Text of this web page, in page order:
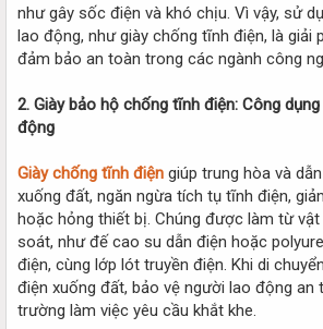
như gây sốc điện và khó chịu. Vì vậy, sử
lao động, như giày chống tĩnh điện, là giải
đảm bảo an toàn trong các ngành công
2. Giày bảo hộ chống tĩnh điện: Công
động
Giày chống tĩnh điện giúp trung hòa và
xuống đất, ngăn ngừa tích tụ tĩnh điện,
hoặc hỏng thiết bị. Chúng được làm từ vật
soát, như đế cao su dẫn điện hoặc
điện, cùng lớp lót truyền điện. Khi di
điện xuống đất, bảo vệ người lao động an
trường làm việc yêu cầu khắt khe.